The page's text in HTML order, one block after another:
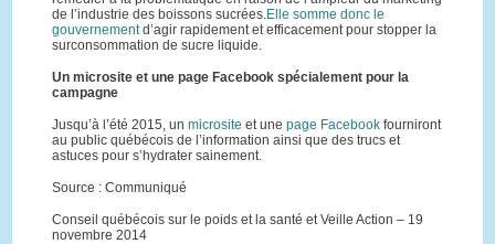
de l’industrie des boissons sucrées.Elle somme donc le
gouvernementd’agir rapidement et efficacement pour stopper la
surconsommation de sucre liquide.
Un microsite et une page Facebook spécialement pour la
campagne
Jusqu’à l’été 2015, un microsite et une page Facebookfourniront
au public québécois de l’information ainsi que des trucs et
astuces pour s’hydrater sainement.
Source : Communiqué
Conseil québécois sur le poids et la santé et Veille Action – 19
novembre 2014